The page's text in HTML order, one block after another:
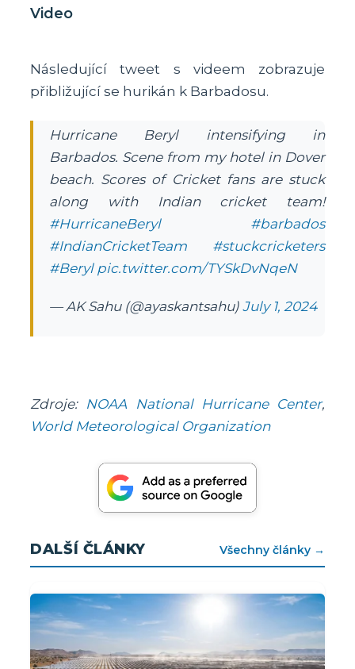
Video
Následující tweet s videem zobrazuje
přibližující se hurikán k Barbadosu.
Hurricane Beryl intensifying in
Barbados. Scene from my hotel in Dover
beach. Scores of Cricket fans are stuck
along with Indian cricket team!
#HurricaneBeryl
#barbados
#IndianCricketTeam
#stuckcricketers
#Beryl pic.twitter.com/TYSkDvNqeN
— AK Sahu (@ayaskantsahu)July 1, 2024
Zdroje: NOAA National Hurricane Center,
World Meteorological Organization
DALŠÍ ČLÁNKY Všechny články →